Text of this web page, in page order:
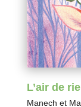
L’air de
Manech et